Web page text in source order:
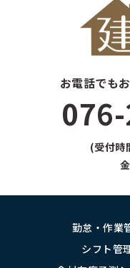
お電話でも
(受付
勤怠・作業
シフト管